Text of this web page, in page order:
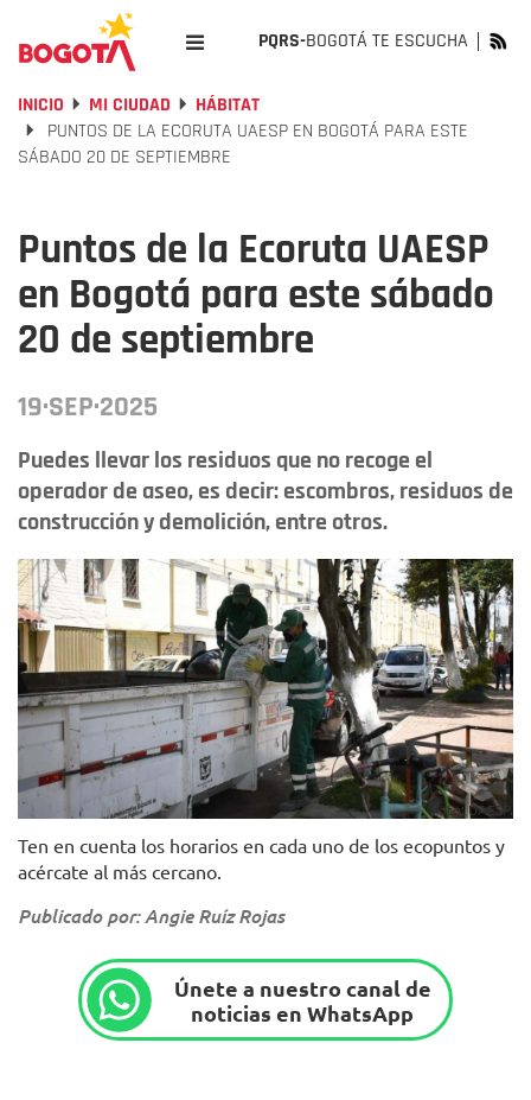
PQRS-BOGOTÁ TE ESCUCHA
INICIO MI CIUDAD
HÁBITAT
PUNTOS DE LA ECORUTA UAESP EN BOGOTÁ PARA ESTE
SÁBADO 20 DE SEPTIEMBRE
Puntos de la Ecoruta UAESP
en Bogotá para este sábado
20 de septiembre
19·SEP·2025
Puedes llevar los residuos que no recoge el
operador de aseo, es decir: escombros, residuos de
construcción y demolición, entre otros.
Foto: UAESP.
Ten en cuenta los horarios en cada uno de los ecopuntos y
acércate al más cercano.
Publicado por: Angie Ruíz Rojas
Únete a nuestro canal de
noticias en WhatsApp